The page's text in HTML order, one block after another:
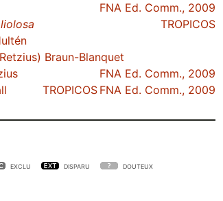
FNA Ed. Comm., 2009
TROPICOS
Braun-Blanquet
FNA Ed. Comm., 2009
FNA Ed. Comm., 2009
TROPICOS
EXCLU DISPARU DOUTEUX